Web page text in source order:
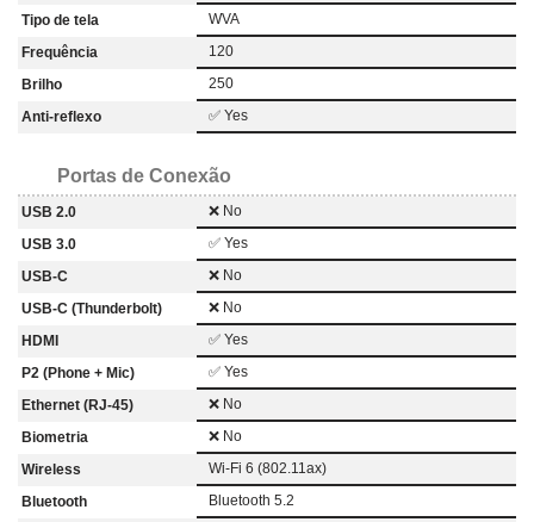
Tipo de tela
WVA
Frequência
120
Brilho
250
Anti-reflexo
✅ Yes
Portas de Conexão
USB 2.0
❌ No
USB 3.0
✅ Yes
USB-C
❌ No
USB-C (Thunderbolt)
❌ No
HDMI
✅ Yes
P2 (Phone + Mic)
✅ Yes
Ethernet (RJ-45)
❌ No
Biometria
❌ No
Wireless
Wi-Fi 6 (802.11ax)
Bluetooth
Bluetooth 5.2